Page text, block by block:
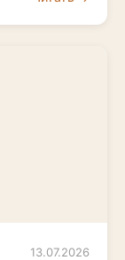
13.07.2026